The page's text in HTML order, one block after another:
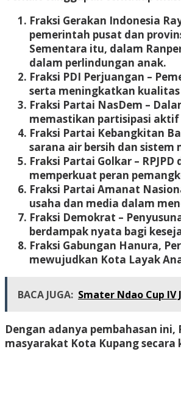
Fraksi Gerakan Indonesia
pemerintah pusat dan
Sementara itu, dalam
dalam perlindungan anak.
Fraksi PDI Perjuangan –
serta meningkatkan
Fraksi Partai NasDem –
memastikan partisipasi
Fraksi Partai Kebangkitan
sarana air bersih dan
Fraksi Partai Golkar –
memperkuat peran
Fraksi Partai Amanat
usaha dan media dalam
Fraksi Demokrat –
berdampak nyata bagi
Fraksi Gabungan Hanura,
mewujudkan Kota Layak
BACA JUGA: Smater Ndao Cup
Dengan adanya pembahasan
masyarakat Kota Kupang secara